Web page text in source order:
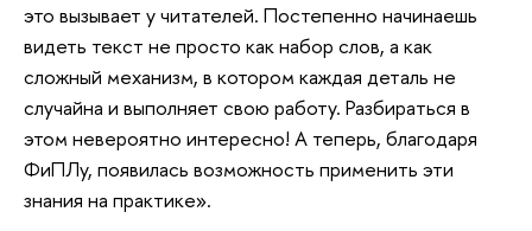
это вызывает у читателей. Постепенно начинаешь
видеть текст не просто как набор слов, а как
сложный механизм, в котором каждая деталь не
случайна и выполняет свою работу. Разбираться в
этом невероятно интересно! А теперь, благодаря
ФиПЛу, появилась возможность применить эти
знания на практике».